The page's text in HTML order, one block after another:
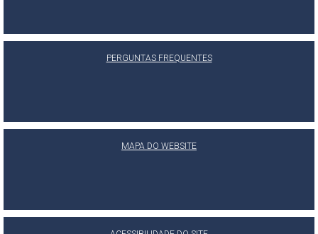
PERGUNTAS FREQUENTES
MAPA DO WEBSITE